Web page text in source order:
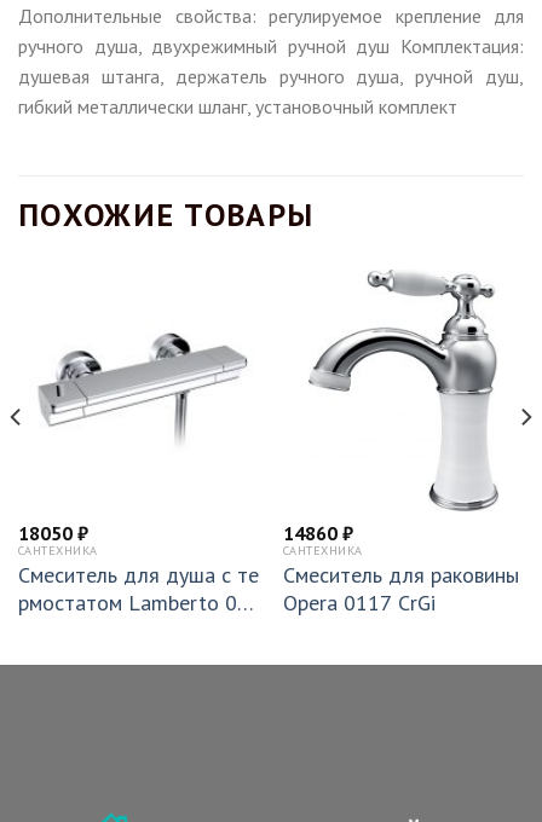
Дополнительные свойства: регулируемое крепление для
ручного душа, двухрежимный ручной душ Комплектация:
душевая штанга, держатель ручного душа, ручной душ,
гибкий металлически шланг, установочный комплект
ПОХОЖИЕ ТОВАРЫ
18050 ₽
САНТЕХНИКА
Смеситель для душа с те
рмостатом Lamberto 03
14860 ₽
САНТЕХНИКА
Смеситель для раковины
Opera 0117 CrGi